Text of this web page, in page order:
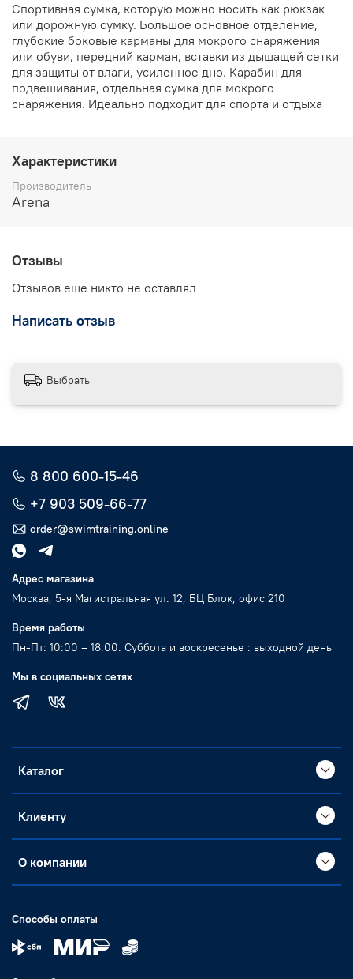
Спортивная сумка, которую можно носить как рюкзак
или дорожную сумку. Большое основное отделение,
глубокие боковые карманы для мокрого снаряжения
или обуви, передний карман, вставки из дышащей сетки
для защиты от влаги, усиленное дно. Карабин для
подвешивания, отдельная сумка для мокрого
снаряжения. Идеально подходит для спорта и отдыха
Характеристики
Производитель
Arena
Отзывы
Отзывов еще никто не оставлял
Написать отзыв
Выбрать
8 800 600-15-46
+7 903 509-66-77
order@swimtraining.online
Адрес магазина
Москва, 5-я Магистральная ул. 12, БЦ Блок, офис 210
Время работы
Пн-Пт: 10:00 – 18:00. Суббота и воскресенье : выходной день
Мы в социальных сетях
Каталог
Клиенту
О компании
Способы оплаты